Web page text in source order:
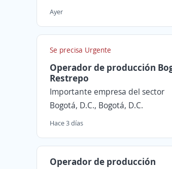
Ayer
Se precisa Urgente
Operador de producción
Restrepo
Importante empresa del sector
Bogotá, D.C., Bogotá, D.C.
Hace 3 días
Operador de producción